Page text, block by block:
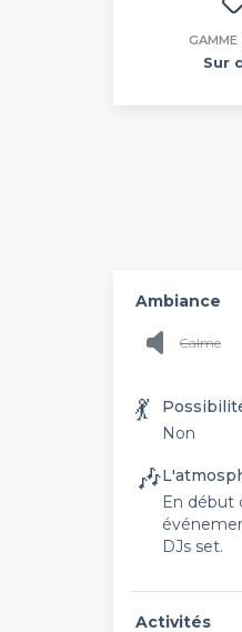
GAMME
Sur
Ambiance
Calme
💃
Non
🎶
En début
DJs set.
Activités